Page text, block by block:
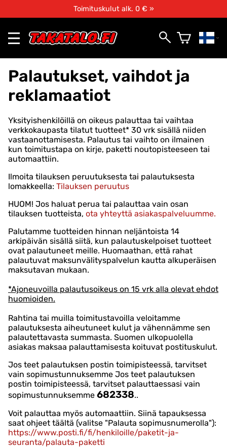
Toimituskulut alk. 0 € »
Palautukset, vaihdot ja
reklamaatiot
Yksityishenkilöillä on oikeus palauttaa tai vaihtaa
verkkokaupasta tilatut tuotteet* 30 vrk sisällä niiden
vastaanottamisesta. Palautus tai vaihto on ilmainen
kun toimitustapa on kirje, paketti noutopisteeseen tai
automaattiin.
Ilmoita tilauksen peruutuksesta tai palautuksesta
lomakkeella: Tilauksen peruutus
HUOM! Jos haluat perua tai palauttaa vain osan
tilauksen tuotteista, ota yhteyttä asiakaspalveluumme.
Palutamme tuotteiden hinnan neljäntoista 14
arkipäivän sisällä siitä, kun palautuskelpoiset tuotteet
ovat palautuneet meille. Huomaathan, että rahat
palautuvat maksunvälityspalvelun kautta alkuperäisen
maksutavan mukaan.
*Ajoneuvoilla palautusoikeus on 15 vrk alla olevat ehdot
huomioiden.
Rahtina tai muilla toimitustavoilla veloitamme
palautuksesta aiheutuneet kulut ja vähennämme sen
palautettavasta summasta. Suomen ulkopuolella
asiakas maksaa palauttamisesta koituvat postituskulut.
Jos teet palautuksen postin toimipisteessä, tarvitset
vain sopimustunnuksemme Jos teet palautuksen
postin toimipisteessä, tarvitset palauttaessasi vain
sopimustunnuksemme 682338..
Voit palauttaa myös automaattiin. Siinä tapauksessa
saat ohjeet täältä (valitse "Palauta sopimusnumerolla"):
https://www.posti.fi/fi/henkiloille/paketit-ja-
seuranta/palauta-paketti